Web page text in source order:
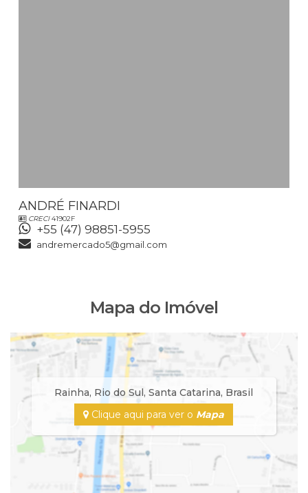
ANDRÉ FINARDI
CRECI41902F
+55 (47) 98851-5955
andremercado5@gmail.com
Mapa do Imóvel
Rainha, Rio do Sul,Santa Catarina, Brasil
Clique aqui para ver o Mapa